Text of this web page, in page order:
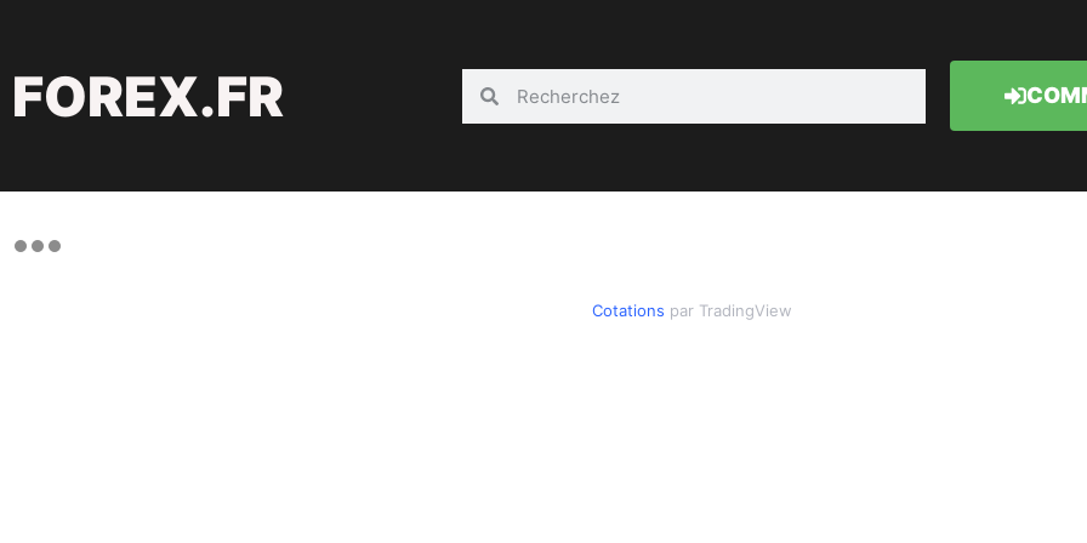
FOREX.FR
Cotations par TradingView